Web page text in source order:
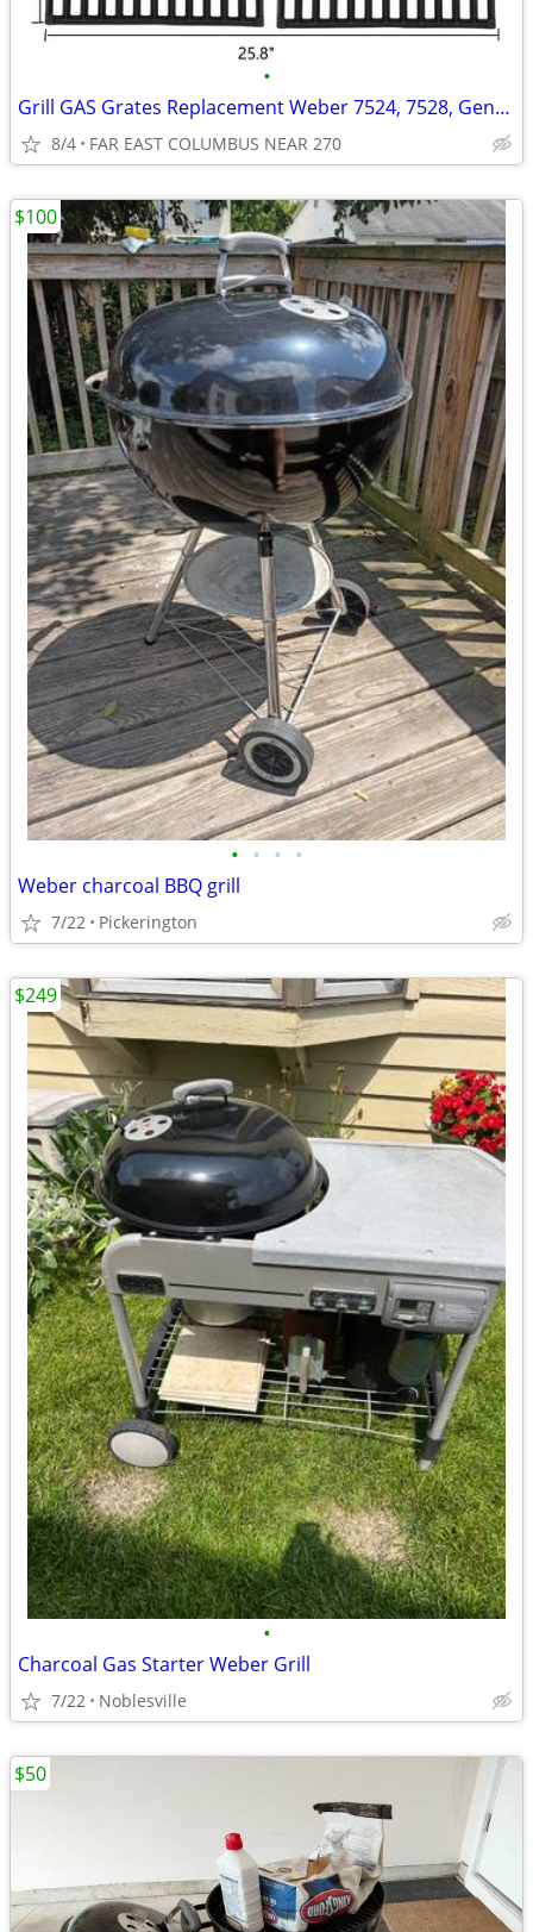
•
Grill GAS Grates Replacement Weber 7524, 7528, Genesis 300 E310 BBQ
8/4 FAR EAST COLUMBUS NEAR 270
• • • •
Weber charcoal BBQ grill
7/22 Pickerington
$100
•
Charcoal Gas Starter Weber Grill
7/22 Noblesville
$249
$50